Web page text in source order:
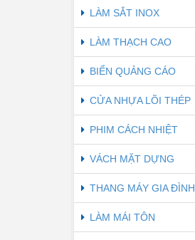
LÀM SẮT INOX
LÀM THẠCH CAO
BIỂN QUẢNG CÁO
CỬA NHỰA LÕI THÉP
PHIM CÁCH NHIỆT
VÁCH MẶT DỰNG
THANG MÁY GIA ĐÌNH
LÀM MÁI TÔN